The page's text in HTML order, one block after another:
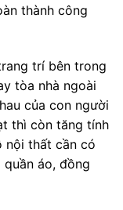
thành công
trí bên trong
tòa nhà ngoài
của con người
thì còn tăng tính
nội thất cần có
áo, đồng